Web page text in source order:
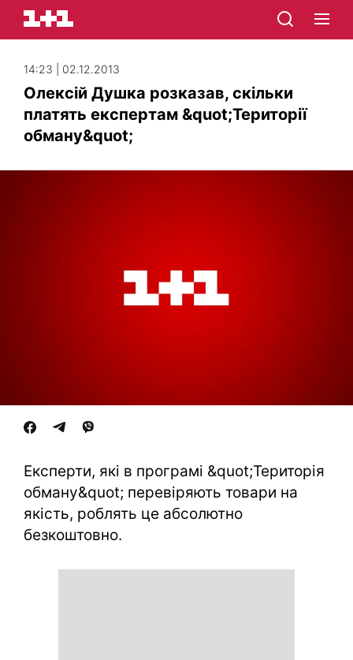
14:23 | 02.12.2013
Олексій Душка розказав, скільки
платять експертам &quot;Території
обману&quot;
Експерти, які в програмі &quot;Територія
обману&quot; перевіряють товари на
якість, роблять це абсолютно
безкоштовно.